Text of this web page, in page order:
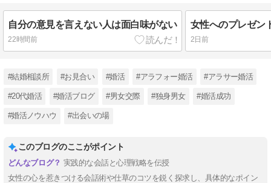
自分の意見を言えない人は面白味がない
22時間前
女性へのプレゼン
2日前
#結婚相談所 #お見合い #婚活 #アラフォー婚活 #アラサー婚活
#20代婚活 #婚活ブログ #男女交際 #独身男女 #婚活成功
#婚活ノウハウ #出会いの場
このブログのここがポイント
実践的な会話と心理戦略を伝授
女性の心を惹きつける会話術や仕草のコツを鋭く探求し、具体的なポイン